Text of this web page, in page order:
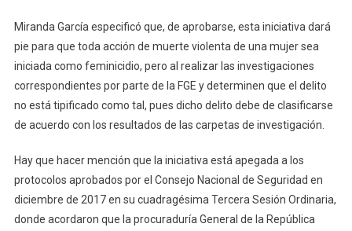
Miranda García especificó que, de aprobarse, esta iniciativa dará
pie para que toda acción de muerte violenta de una mujer sea
iniciada como feminicidio, pero al realizar las investigaciones
correspondientes por parte de la FGE y determinen que el delito
no está tipificado como tal, pues dicho delito debe de clasificarse
de acuerdo con los resultados de las carpetas de investigación.
Hay que hacer mención que la iniciativa está apegada a los
protocolos aprobados por el Consejo Nacional de Seguridad en
diciembre de 2017 en su cuadragésima Tercera Sesión Ordinaria,
donde acordaron que la procuraduría General de la República